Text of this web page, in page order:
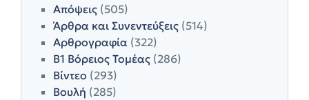
Απόψεις (505)
Άρθρα και Συνεντεύξεις (514)
Αρθρογραφία (322)
Β1 Βόρειος Τομέας (286)
Βίντεο (293)
Βουλή (285)